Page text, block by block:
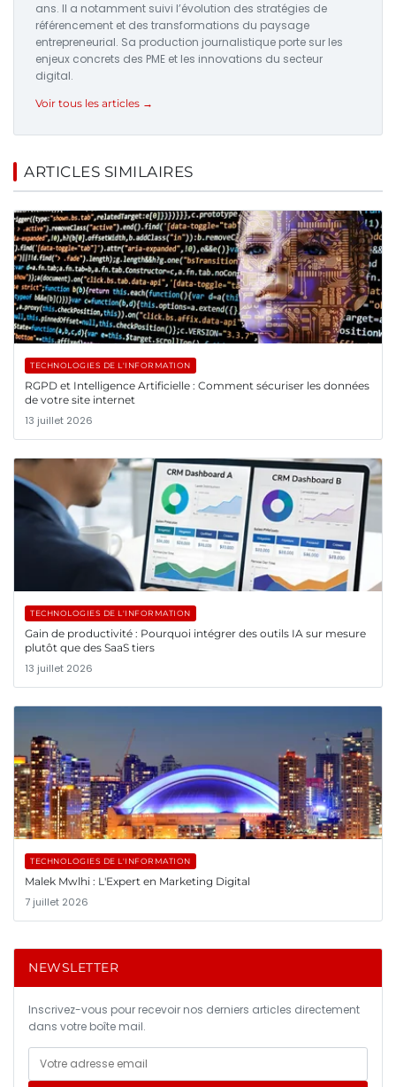
ans. Il a notamment suivi l’évolution des stratégies de
référencement et des transformations du paysage
entrepreneurial. Sa production journalistique porte sur les
enjeux concrets des PME et les innovations du secteur
digital.
Voir tous les articles →
ARTICLES SIMILAIRES
TECHNOLOGIES DE L'INFORMATION
RGPD et Intelligence Artificielle : Comment sécuriser les données
de votre site internet
13 juillet 2026
TECHNOLOGIES DE L'INFORMATION
Gain de productivité : Pourquoi intégrer des outils IA sur mesure
plutôt que des SaaS tiers
13 juillet 2026
TECHNOLOGIES DE L'INFORMATION
Malek Mwlhi : L'Expert en Marketing Digital
7 juillet 2026
NEWSLETTER
Inscrivez-vous pour recevoir nos derniers articles directement
dans votre boîte mail.